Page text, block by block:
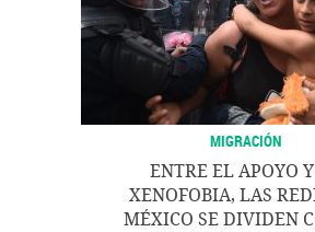
MIGRACIÓN
ENTRE EL APOYO
XENOFOBIA, LAS
MÉXICO SE DIVIDEN